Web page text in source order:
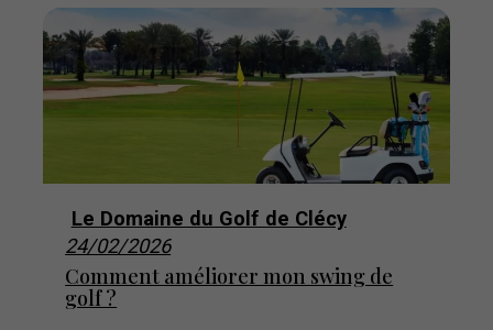
Le Domaine du Golf de Clécy
24/02/2026
Comment améliorer mon swing de
golf ?